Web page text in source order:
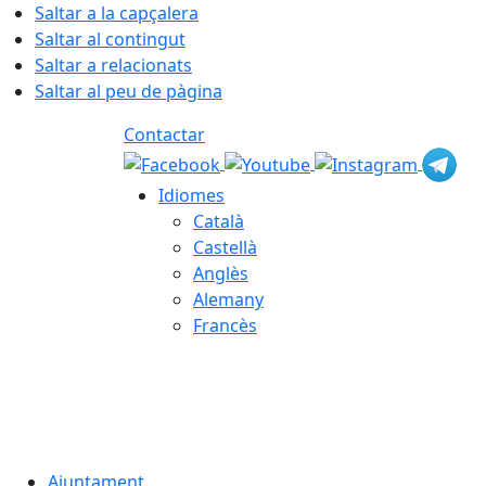
Saltar a la capçalera
Saltar al contingut
Saltar a relacionats
Saltar al peu de pàgina
Contactar
Idiomes
Català
Castellà
Anglès
Alemany
Francès